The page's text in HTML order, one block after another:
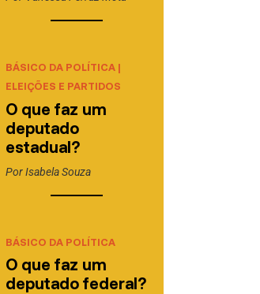
BÁSICO DA POLÍTICA |
ELEIÇÕES E PARTIDOS
O que faz um
deputado
estadual?
PorIsabela Souza
BÁSICO DA POLÍTICA
O que faz um
deputado federal?